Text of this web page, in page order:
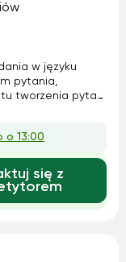
w języku
pytania,
tworzenia pytań
materiały
także na
o 13:00
się z